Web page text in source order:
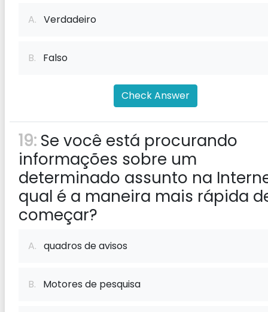
A. Verdadeiro
B. Falso
Check Answer
19: Se você está procurando
informações sobre um
determinado assunto na
qual é a maneira mais rápida
começar?
A. quadros de avisos
B. Motores de pesquisa